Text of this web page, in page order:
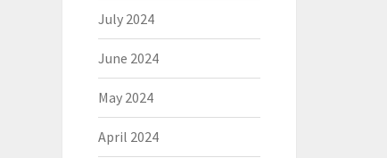
July 2024
June 2024
May 2024
April 2024